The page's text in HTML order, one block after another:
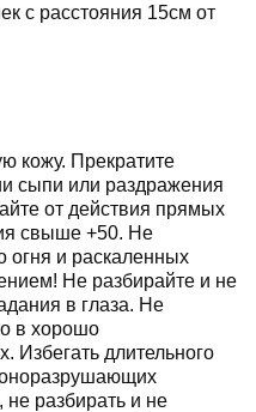
с расстояния 15см от
кожу. Прекратите
сыпи или раздражения
от действия прямых
свыше +50. Не
огня и раскаленных
Не разбирайте и не
в глаза. Не
в хорошо
Избегать длительного
разбирать и не